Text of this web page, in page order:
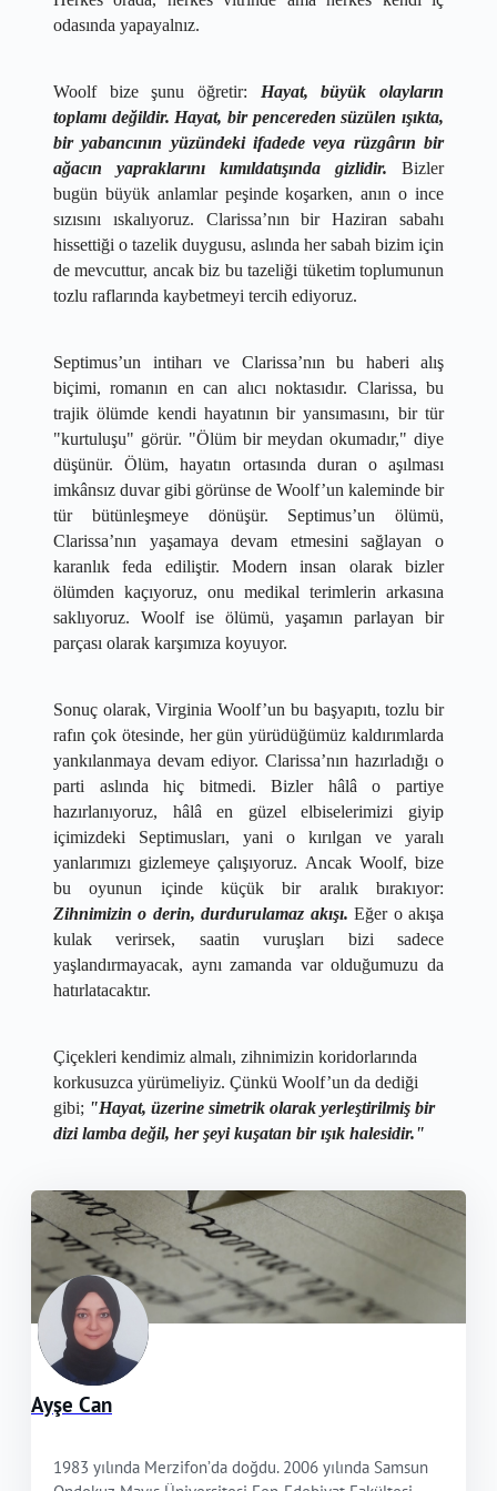
odasında yapayalnız.
​Woolf bize şunu öğretir: Hayat, büyük olayların
toplamı değildir. Hayat, bir pencereden süzülen ışıkta,
bir yabancının yüzündeki ifadede veya rüzgârın bir
ağacın yapraklarını kımıldatışında gizlidir. Bizler
bugün büyük anlamlar peşinde koşarken, anın o ince
sızısını ıskalıyoruz. Clarissa’nın bir Haziran sabahı
hissettiği o tazelik duygusu, aslında her sabah bizim için
de mevcuttur, ancak biz bu tazeliği tüketim toplumunun
tozlu raflarında kaybetmeyi tercih ediyoruz.
​Septimus’un intiharı ve Clarissa’nın bu haberi alış
biçimi, romanın en can alıcı noktasıdır. Clarissa, bu
trajik ölümde kendi hayatının bir yansımasını, bir tür
"kurtuluşu" görür. "Ölüm bir meydan okumadır," diye
düşünür. Ölüm, hayatın ortasında duran o aşılması
imkânsız duvar gibi görünse de Woolf’un kaleminde bir
tür bütünleşmeye dönüşür. Septimus’un ölümü,
Clarissa’nın yaşamaya devam etmesini sağlayan o
karanlık feda ediliştir. Modern insan olarak bizler
ölümden kaçıyoruz, onu medikal terimlerin arkasına
saklıyoruz. Woolf ise ölümü, yaşamın parlayan bir
parçası olarak karşımıza koyuyor.
​Sonuç olarak, Virginia Woolf’un bu başyapıtı, tozlu bir
rafın çok ötesinde, her gün yürüdüğümüz kaldırımlarda
yankılanmaya devam ediyor. Clarissa’nın hazırladığı o
parti aslında hiç bitmedi. Bizler hâlâ o partiye
hazırlanıyoruz, hâlâ en güzel elbiselerimizi giyip
içimizdeki Septimusları, yani o kırılgan ve yaralı
yanlarımızı gizlemeye çalışıyoruz. Ancak Woolf, bize
Zihnimizin o derin, durdurulamaz akışı. Eğer o akışa
kulak verirsek, saatin vuruşları bizi sadece
yaşlandırmayacak, aynı zamanda var olduğumuzu da
hatırlatacaktır.
​Çiçekleri kendimiz almalı, zihnimizin koridorlarında
korkusuzca yürümeliyiz. Çünkü Woolf’un da dediği
gibi; "Hayat, üzerine simetrik olarak yerleştirilmiş bir
dizi lamba değil, her şeyi kuşatan bir ışık halesidir."
Ayşe Can
1983 yılında Merzifon’da doğdu. 2006 yılında Samsun